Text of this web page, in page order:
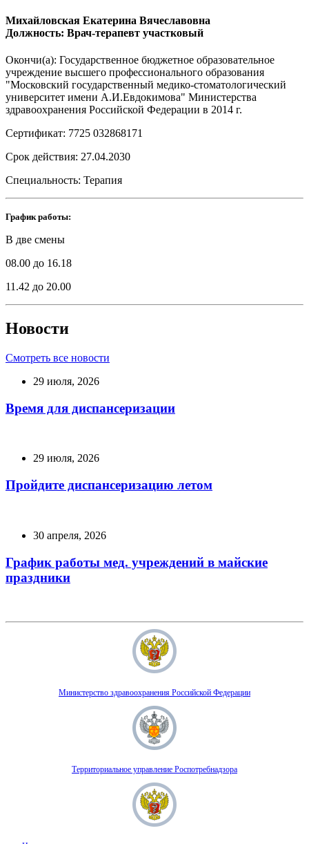
Михайловская Екатерина Вячеславовна
Должность: Врач-терапевт участковый
Окончи(а): Государственное бюджетное образовательное
учреждение высшего профессионального образования
"Московский государственный медико-стоматологический
университет имени А.И.Евдокимова" Министерства
здравоохранения Российской Федерации в 2014 г.
Сертификат: 7725 032868171
Срок действия: 27.04.2030
Специальность: Терапия
График работы:
В две смены
08.00 до 16.18
11.42 до 20.00
Новости
Смотреть все новости
29 июля, 2026
Время для диспансеризации
29 июля, 2026
Пройдите диспансеризацию летом
30 апреля, 2026
График работы мед. учреждений в майские
праздники
Министерство здравоохранения Российской Федерации
Территориальное управление Роспотребнадзора